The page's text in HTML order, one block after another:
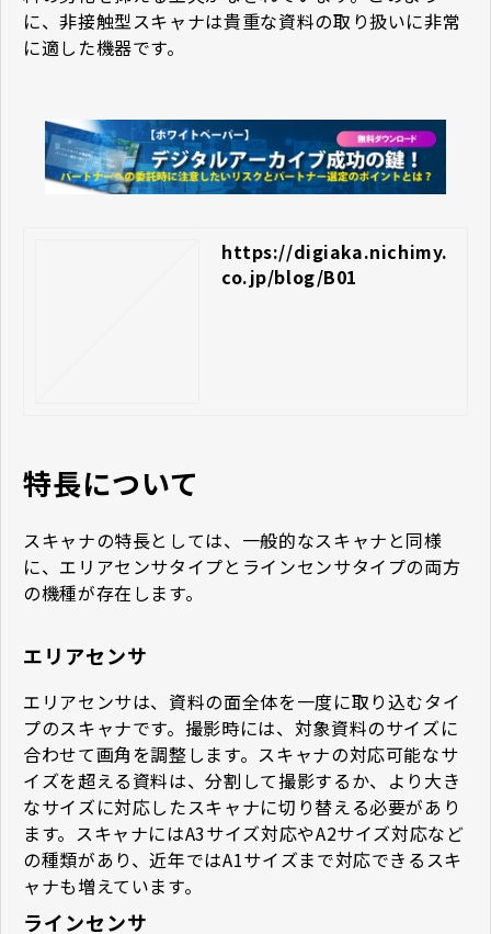
に、非接触型スキャナは貴重な資料の取り扱いに非常
に適した機器です。
https://digiaka.nichimy.
co.jp/blog/B01
特長について
スキャナの特長としては、一般的なスキャナと同様
に、エリアセンサタイプとラインセンサタイプの両方
の機種が存在します。
エリアセンサ
エリアセンサは、資料の面全体を一度に取り込むタイ
プのスキャナです。撮影時には、対象資料のサイズに
合わせて画角を調整します。スキャナの対応可能なサ
イズを超える資料は、分割して撮影するか、より大き
なサイズに対応したスキャナに切り替える必要があり
ます。スキャナにはA3サイズ対応やA2サイズ対応など
の種類があり、近年ではA1サイズまで対応できるスキ
ャナも増えています。
ラインセンサ